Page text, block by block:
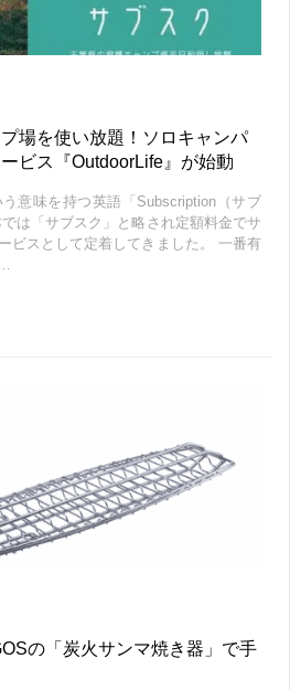
場を使い放題！ソロキャンパ
ビス『OutdoorLife』が始動
意味を持つ英語「Subscription（サブ
は「サブスク」と略され定額料金でサ
ビスとして定着してきました。 一番有
の「炭火サンマ焼き器」で手